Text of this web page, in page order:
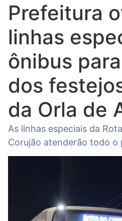
Prefeitura
linhas
ônibus
dos
da Orla de
As linhas especiais da
Corujão atenderão todo o